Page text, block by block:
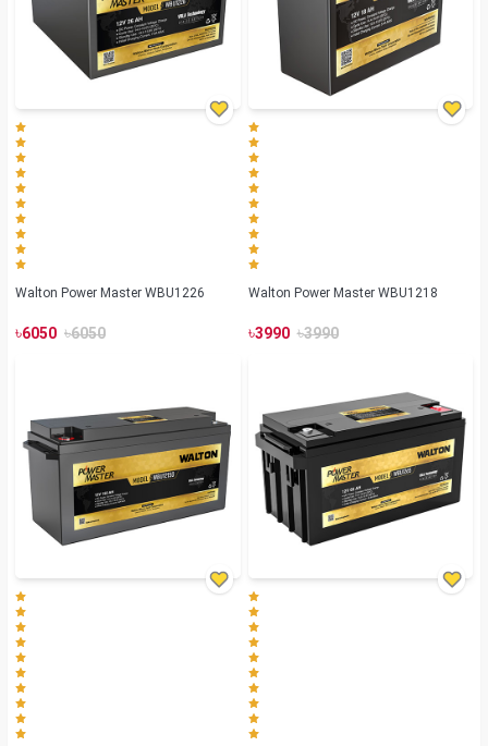
Walton Power Master WBU1226
৳6050 ৳6050
Walton Power Master WBU1218
৳3990 ৳3990